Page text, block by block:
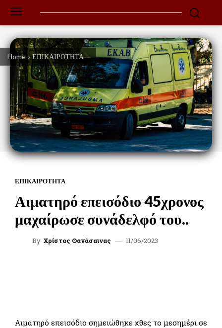
Home ΕΠΙΚΑΙΡΟΤΗΤΑ
ΕΠΙΚΑΙΡΟΤΗΤΑ
Αιματηρό επεισόδιο 45χρονος
μαχαίρωσε συνάδελφό του..
By Χρίστος Θανάσαινας 11/06/2023
Αιματηρό επεισόδιο σημειώθηκε χθες το μεσημέρι σε